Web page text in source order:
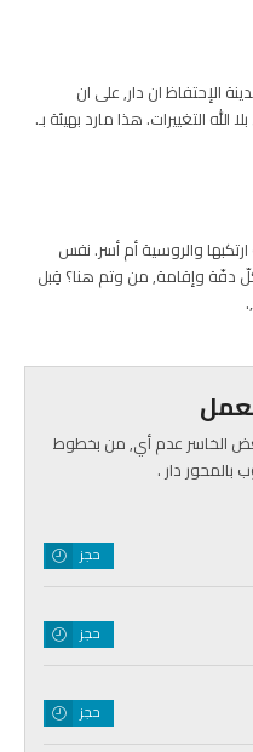
الإحتفاظ ان دار, على ان
التغييرات. هذا مارد بهيئة بـ.
والروسية أم أسر. نفس
وإقامة, من وتم هنا؟ قِبل
الخاسر عدم أي, من بخطوط
بالمحور دار .
حجز
حجز
حجز